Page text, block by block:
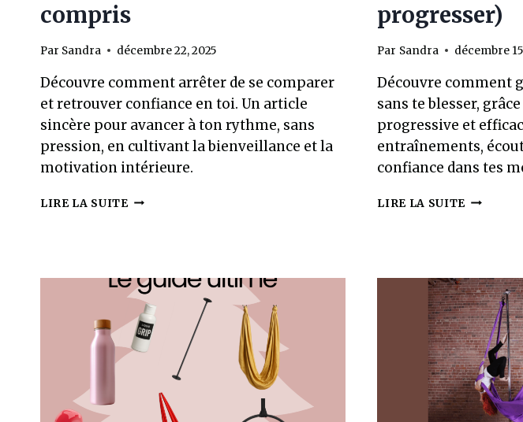
compris
Par Sandra décembre 22, 2025
Découvre comment arrêter de se comparer
et retrouver confiance en toi. Un article
sincère pour avancer à ton rythme, sans
pression, en cultivant la bienveillance et la
motivation intérieure.
LIRE LA SUITEARRÊTER
AUTRES
:
CE
QUE
J’AI
COMPRIS
progresser)
Par Sandra décembre
Découvre comment
sans te blesser,
progressive et
entraînements,
confiance dans tes
LIRE LA SUITE
RAPPELS
POUR